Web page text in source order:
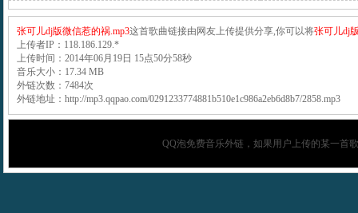
张可儿dj版微信惹的祸.mp3这首歌曲链接由网友上传提供分享,你可以将张可儿dj
上传者IP：118.186.129.*
上传时间：2014年06月19日 15点50分58秒
音乐大小：17.34 MB
外链次数：7484次
外链地址：http://mp3.qqpao.com/0291233774881b510e1c986a2eb6d8b7/2858.mp3
QQ泡免费音乐外链，如果用户上传的某一首